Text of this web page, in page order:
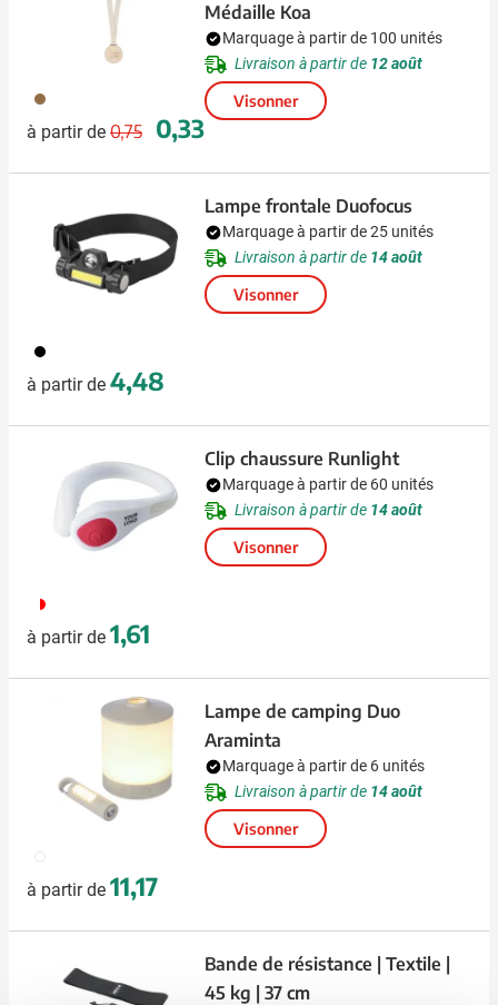
011
à partir de
Prix normal
0,75
Prix spécial
0,33
Médaille Koa
Marquage à partir de 100 unités
Livraison à partir de 12 août
Visonner
001
à partir de 4,48
Lampe frontale Duofocus
Marquage à partir de 25 unités
Livraison à partir de 14 août
Visonner
188
à partir de 1,61
Clip chaussure Runlight
Marquage à partir de 60 unités
Livraison à partir de 14 août
Visonner
002
à partir de 11,17
Lampe de camping Duo
Araminta
Marquage à partir de 6 unités
Livraison à partir de 14 août
Visonner
Bande de résistance | Textile |
45 kg | 37 cm